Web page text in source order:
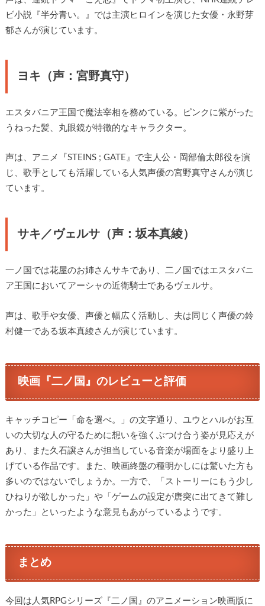
ビ小説『半分青い。』では主演ヒロインを演じた女優・永野芽
郁さんが演じています。
ヨキ（声：宮野真守）
エスタバニア王国で魔法宰相を務めている。ピンクに紫がった
うねった髪、丸眼鏡が特徴的なキャラクター。
声は、アニメ『STEINS ; GATE』で主人公・岡部倫太郎役を演
じ、歌手としても活躍している人気声優の宮野真守さんが演じ
ています。
サキ／ヴェルサ（声：坂本真綾）
一ノ国では花屋のお姉さんサキであり、二ノ国ではエスタバニ
ア王国においてアーシャの近衛騎士であるヴェルサ。
声は、歌手や女優、声優と幅広く活動し、夫は同じく声優の鈴
村健一である坂本真綾さんが演じています。
映画『二ノ国』のレビューと評価
キャッチコピー「命を選べ。」の文字通り、ユウとハルがお互
いの大切な人の守るために想いを強くぶつけ合う姿が見応えが
あり、また久石譲さんが担当している音楽が場面をより盛り上
げている作品です。また、映画終盤の種明かしには驚いた方も
多いのではないでしょうか。一方で、「ストーリーにもう少し
ひねりが欲しかった」や「ゲームの設定が唐突に出てきて難し
かった」といったような意見もあがっているようです。
まとめ
今回は人気RPGシリーズ『二ノ国』のアニメーション映画版に